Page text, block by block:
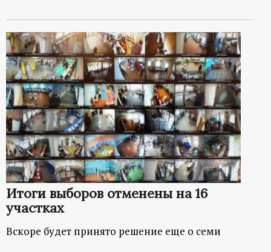
Итоги выборов отменены на 16
участках
Вскоре будет принято решение еще о семи